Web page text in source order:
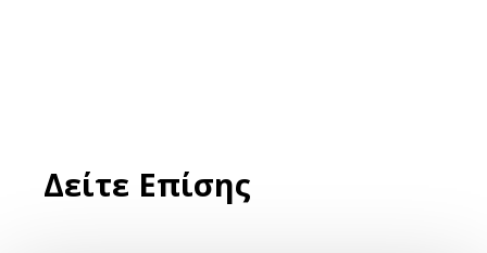
Δείτε Επίσης